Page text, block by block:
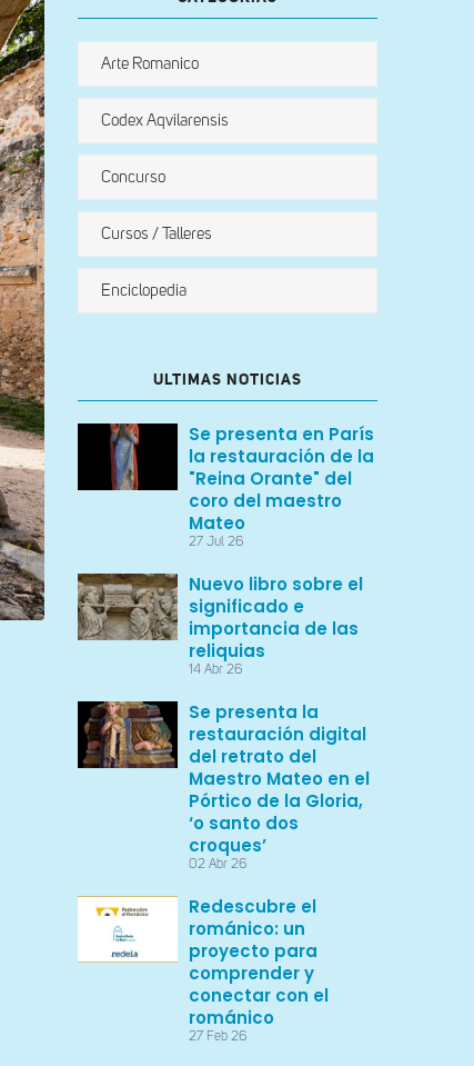
Arte Romanico
Codex Aqvilarensis
Concurso
Cursos / Talleres
Enciclopedia
ULTIMAS NOTICIAS
Se presenta en París
la restauración de la
"Reina Orante" del
coro del maestro
Mateo
27 Jul 26
Nuevo libro sobre el
significado e
importancia de las
reliquias
14 Abr 26
Se presenta la
restauración digital
del retrato del
Maestro Mateo en el
Pórtico de la Gloria,
‘o santo dos
croques’
02 Abr 26
Redescubre el
románico: un
proyecto para
comprender y
conectar con el
románico
27 Feb 26